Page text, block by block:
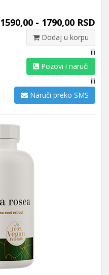
1590,00 - 1790,00 RSD
Dodaj u korpu
ili
Pozovi i naruči
ili
Naruči preko SMS